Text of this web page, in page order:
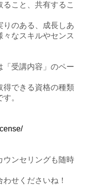
こと、共有するこ
りのある、成長しあ
々なスキルやセンス
「受講内容」のペー
得できる資格の種類
。
ウンセリングも随時
せくださいね！